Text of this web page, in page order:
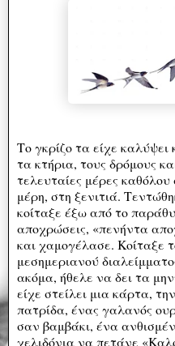
Το γκρίζο τα είχε
τα κτήρια, τους δρόμους
τελευταίες μέρες
μέρη, στη ξενιτιά.
κοίταξε έξω από το
αποχρώσεις, «πενήντα
και χαμογέλασε. Κοίταξε
μεσημεριανού
ακόμα, ήθελε να δει τα
είχε στείλει μια κάρτα,
πατρίδα, ένας γαλανός
σαν βαμβάκι, ένα
χελιδόνια να πετάνε